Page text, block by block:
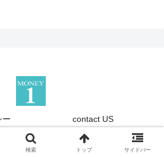
ー contact US
『Money1』 All Rights Reserved.
検索 トップ サイドバー